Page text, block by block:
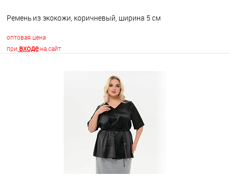
Ремень из экокожи, коричневый, ширина 5 см
оптовая цена
при входена сайт
В корзину